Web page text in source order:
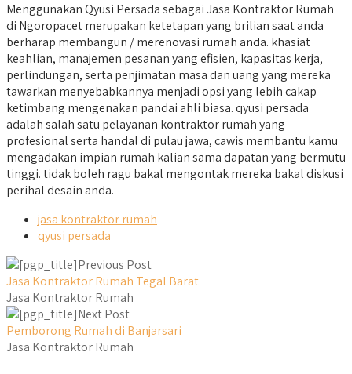
Menggunakan Qyusi Persada sebagai Jasa Kontraktor Rumah
di Ngoropacet merupakan ketetapan yang brilian saat anda
berharap membangun / merenovasi rumah anda. khasiat
keahlian, manajemen pesanan yang efisien, kapasitas kerja,
perlindungan, serta penjimatan masa dan uang yang mereka
tawarkan menyebabkannya menjadi opsi yang lebih cakap
ketimbang mengenakan pandai ahli biasa. qyusi persada
adalah salah satu pelayanan kontraktor rumah yang
profesional serta handal di pulau jawa, cawis membantu kamu
mengadakan impian rumah kalian sama dapatan yang bermutu
tinggi. tidak boleh ragu bakal mengontak mereka bakal diskusi
perihal desain anda.
jasa kontraktor rumah
qyusi persada
Previous Post
Jasa Kontraktor Rumah Tegal Barat
Jasa Kontraktor Rumah
Next Post
Pemborong Rumah di Banjarsari
Jasa Kontraktor Rumah